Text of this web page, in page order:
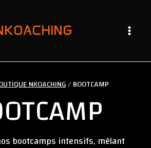
NKOACHING/BOOTCAMP
bootcamps intensifs, mêlant